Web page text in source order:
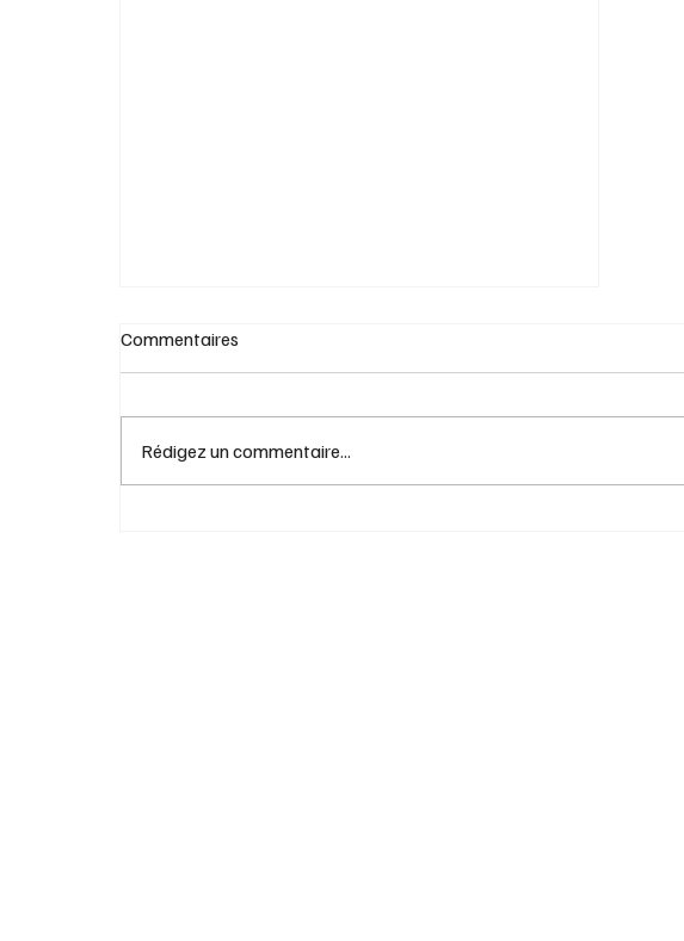
Grèce-Québec en juillet
Commentaires
Rédigez un commentaire...